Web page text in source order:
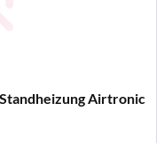
Airtronic